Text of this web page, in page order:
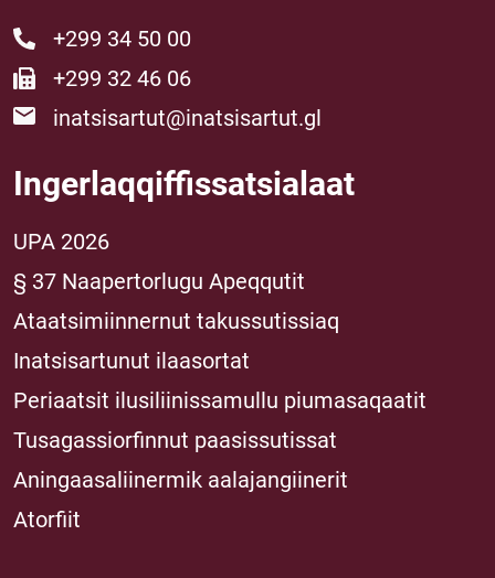
+299 34 50 00
+299 32 46 06
inatsisartut@inatsisartut.gl
Ingerlaqqiffissatsialaat
UPA 2026
§ 37 Naapertorlugu Apeqqutit
Ataatsimiinnernut takussutissiaq
Inatsisartunut ilaasortat
Periaatsit ilusiliinissamullu piumasaqaatit
Tusagassiorfinnut paasissutissat
Aningaasaliinermik aalajangiinerit
Atorfiit